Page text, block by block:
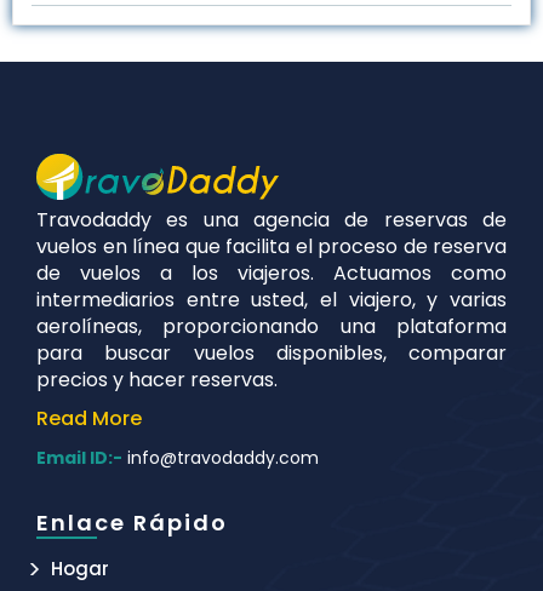
Travodaddy es una agencia de reservas de
vuelos en línea que facilita el proceso de reserva
de vuelos a los viajeros. Actuamos como
intermediarios entre usted, el viajero, y varias
aerolíneas, proporcionando una plataforma
para buscar vuelos disponibles, comparar
precios y hacer reservas.
Read More
Email ID:- info@travodaddy.com
Enlace Rápido
Hogar